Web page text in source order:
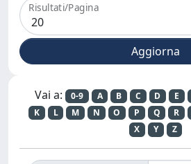
Risultati/Pagina
Vai a: 0-9 A B C D E
K
L M N O P Q R
X
Y Z